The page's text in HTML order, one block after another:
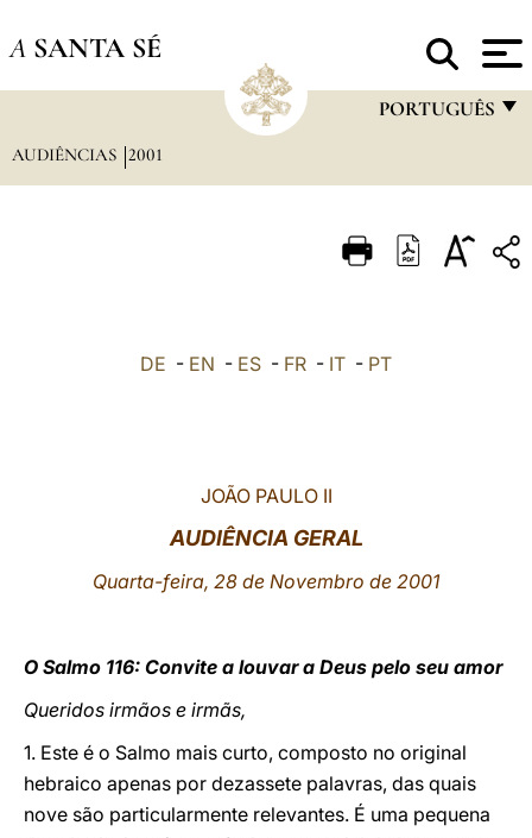
A SANTA SÉ
PORTUGUÊS
ITALIANO
LATINE
AUDIÊNCIAS 2001
DE - EN - ES - FR - IT - PT
JOÃO PAULO II
AUDIÊNCIA GERAL
Quarta-feira, 28 de Novembro de 2001
O Salmo 116: Convite a louvar a Deus pelo seu amor
Queridos irmãos e irmãs,
1. Este é o Salmo mais curto, composto no original
hebraico apenas por dezassete palavras, das quais
nove são particularmente relevantes. É uma pequena